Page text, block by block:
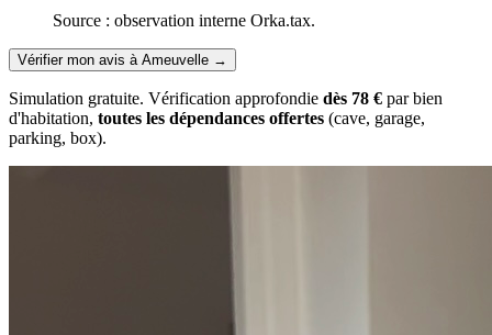
Source : observation interne Orka.tax.
Vérifier mon avis à Ameuvelle →
Simulation gratuite. Vérification approfondie dès 78 € par bien
d'habitation, toutes les dépendances offertes (cave, garage,
parking, box).